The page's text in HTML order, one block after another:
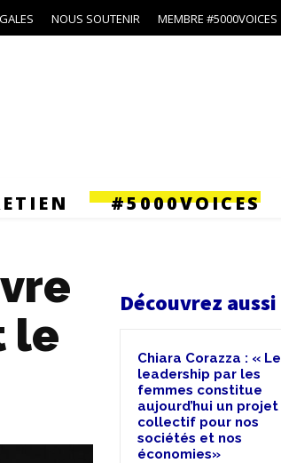
NOUS SOUTENIR MEMBRE #5000VOICES
#5000VOICES
le
Découvrez aussi
Chiara Corazza : « Le
leadership par les
femmes constitue
aujourd’hui un projet
collectif pour nos
sociétés et nos
économies»